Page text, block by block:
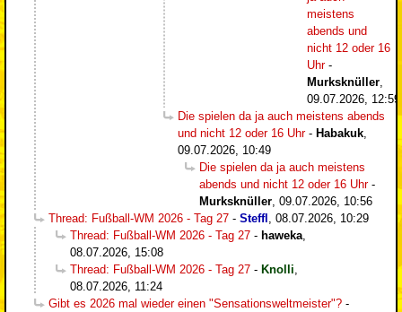
meistens
abends und
nicht 12 oder 16
Uhr-
Murksknüller
09.07.2026, 12:59
Die spielen da ja auch meistens abends
und nicht 12 oder 16 Uhr- Habakuk
09.07.2026, 10:49
Die spielen da ja auch meistens
abends und nicht 12 oder 16 Uhr-
Murksknüller 09.07.2026, 10:56
Thread: Fußball-WM 2026 - Tag 27 - Steffl
08.07.2026, 10:29
Thread: Fußball-WM 2026 - Tag 27 - haweka
08.07.2026, 15:08
Thread: Fußball-WM 2026 - Tag 27 - Knolli
08.07.2026, 11:24
Gibt es 2026 mal wieder einen "Sensationsweltmeister"? -